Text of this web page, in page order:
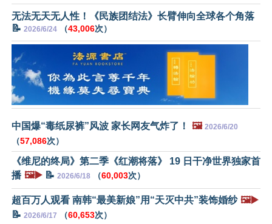
无法无天无人性！《民族团结法》长臂伸向全球各个角落
📝 2026/6/24 （43,006次）
中国爆“毒纸尿裤”风波 家长网友气炸了！ 🖼️ 2026/6/20
（57,086次）
《维尼的终局》第二季《红潮将落》 19 日干净世界独家首
播 🖼️▶️ 📝 2026/6/18 （60,003次）
超百万人观看 南韩“最美新娘”用“天灭中共”装饰婚纱 🖼️▶️
📝 2026/6/17 （60,653次）